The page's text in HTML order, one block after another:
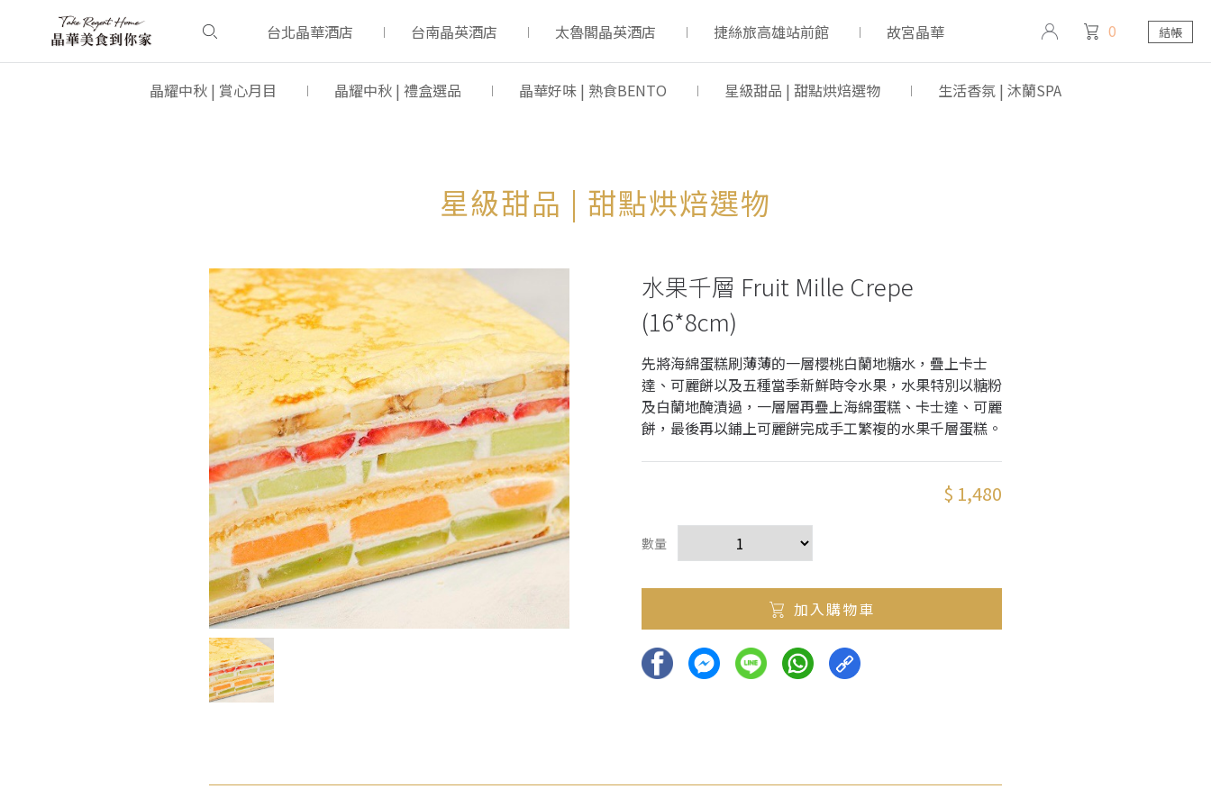
台北晶華酒店
晶耀中秋 | 賞心月目 晶耀中秋 | 禮盒選品 晶華好味 | 熟食BENTO 星級甜品 | 甜點烘焙選物 生活香氛 | 沐蘭SPA
台南晶英酒店 太魯閣晶英酒店 捷絲旅高雄站前館 故宮晶華 0 結帳
星級甜品 | 甜點烘焙選物
水果千層 Fruit Mille Crepe
(16*8cm)
先將海綿蛋糕刷薄薄的一層櫻桃白蘭地糖水，疊上卡士
達、可麗餅以及五種當季新鮮時令水果，水果特別以糖粉
及白蘭地醃漬過，一層層再疊上海綿蛋糕、卡士達、可麗
餅，最後再以鋪上可麗餅完成手工繁複的水果千層蛋糕。
$ 1,480
數量
加入購物車